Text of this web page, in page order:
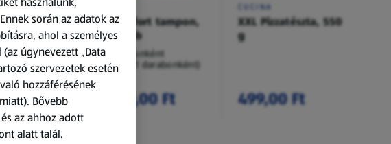
tampon,
Ft
Procomfort tampon,
54 darab
54 darabonként
(62,94 Ft/1 darabonként)
3 399,00 Ft
CUCINA
XXL Pizzatészta, 550
g
499,00 Ft
során az adatok az
ahol a személyes
úgynevezett „Data
szervezetek esetén
hozzáférésének
Bővebb
az ahhoz adott
alatt talál.